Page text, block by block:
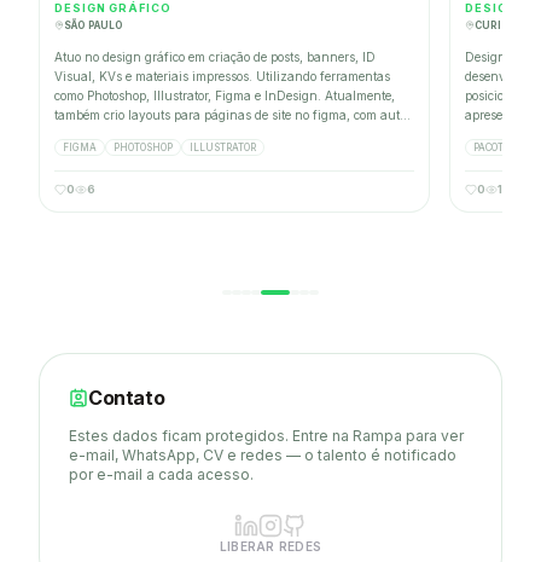
OFFICE, RUNRUN.IT, SHOPIFY, TINY, TRELLO, NOTION, LEAD LOVERS, ASANA, META BUSINESS SUITE,
DESIGN GRÁFICO
SÃO PAULO
Atuo no design gráfico em criação de posts, banners, ID
Visual, KVs e materiais impressos. Utilizando ferramentas
como Photoshop, Illustrator, Figma e InDesign. Atualmente,
também crio layouts para páginas de site no figma, com auto-
A área de UX/UI é a que mais me identifico, porque posso
apaixonada pelo design e suas curiosidades!
FIGMA PHOTOSHOP ILLUSTRATOR
0 6
DESIGNER
CURITIBA
Designer
narrativa
PACOTE
0 1
Contato
Estes dados ficam protegidos. Entre na Rampa para ver
e-mail, WhatsApp, CV e redes — o talento é notificado
por e-mail a cada acesso.
LIBERAR REDES